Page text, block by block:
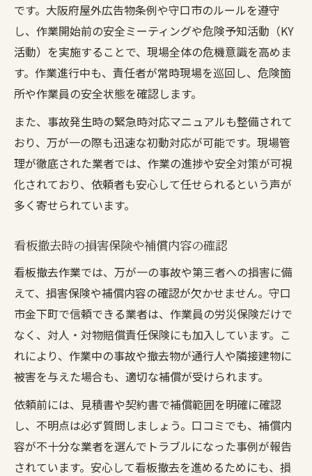
です。大阪府屋外広告物条例や守口市のルールを遵守
し、作業開始前の安全ミーティングや危険予知活動（KY
活動）を実施することで、現場全体の危機意識を高めま
す。作業進行中も、責任者が常時現場を巡回し、危険箇
所や作業員の安全状態を確認します。
また、事故発生時の緊急時対応マニュアルも整備されて
おり、万が一の際も迅速な初動対応が可能です。現場管
理が徹底された業者では、作業の進捗や安全対策が可視
化されており、依頼者も安心して任せられるという声が
多く寄せられています。
看板撤去時の損害保険や補償内容の確認
看板撤去作業では、万が一の事故や第三者への損害に備
えて、損害保険や補償内容の確認が欠かせません。守口
市金下町で信頼できる業者は、作業員の労災保険だけで
なく、対人・対物賠償責任保険にも加入しています。こ
れにより、作業中の事故や撤去物が通行人や隣接建物に
被害を与えた場合も、適切な補償が受けられます。
依頼前には、見積書や契約書で補償範囲を明確に確認
し、不明点は必ず質問しましょう。口コミでも、補償内
容が不十分な業者を選んでトラブルになった事例が報告
されています。安心して看板撤去を進めるためにも、損